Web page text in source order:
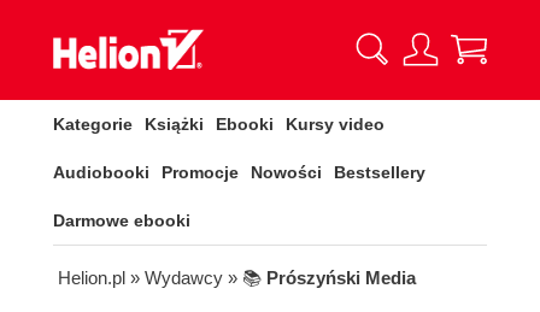
Kategorie Książki Ebooki Kursy video
Audiobooki Promocje Nowości Bestsellery
Darmowe ebooki
Helion.pl » Wydawcy » 📚 Prószyński Media